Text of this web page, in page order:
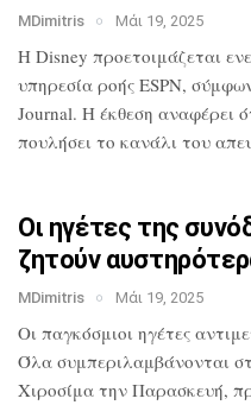
MDimitris Μάι 19, 2025
Η Disney προετοιμάζεται
υπηρεσία ροής ESPN,
Journal. Η έκθεση αναφέρει
πουλήσει το κανάλι του
Οι ηγέτες της
ζητούν
MDimitris Μάι 19, 2025
Οι παγκόσμιοι ηγέτες
Όλα συμπεριλαμβάνονται
Χιροσίμα την Παρασκευή,